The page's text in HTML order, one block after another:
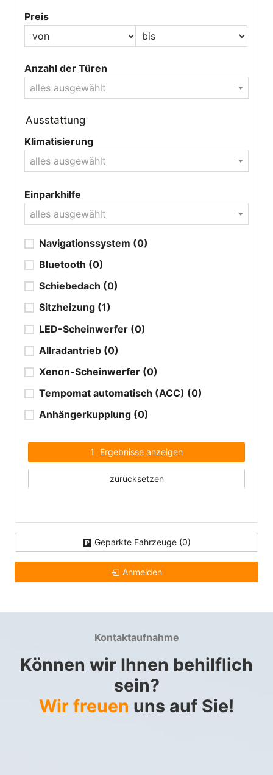
Preis
Anzahl der Türen
alles ausgewählt
Ausstattung
Klimatisierung
alles ausgewählt
Einparkhilfe
alles ausgewählt
Navigationssystem (0)
Bluetooth (0)
Schiebedach (0)
Sitzheizung (1)
LED-Scheinwerfer (0)
Allradantrieb (0)
Xenon-Scheinwerfer (0)
Tempomat automatisch (ACC) (0)
Anhängerkupplung (0)
1 Ergebnisse anzeigen
zurücksetzen
Geparkte Fahrzeuge (0)
Anmelden
Kontaktaufnahme
Können wir Ihnen behilflich
sein?
Wir freuen uns auf Sie!